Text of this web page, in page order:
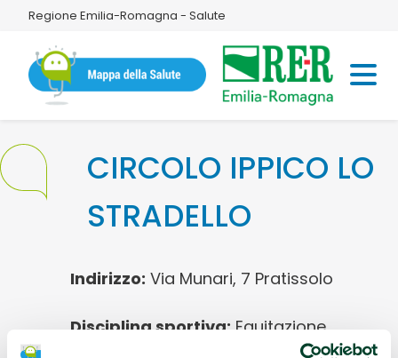
Regione Emilia-Romagna - Salute
CIRCOLO IPPICO LO
STRADELLO
Indirizzo: Via Munari, 7 Pratissolo
Disciplina sportiva: Equitazione